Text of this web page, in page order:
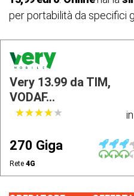
per portabilità da specifici
Very 13.99 da TIM,
VODAF...
★★★★★
★★★★★
270 Giga
Rete 4G